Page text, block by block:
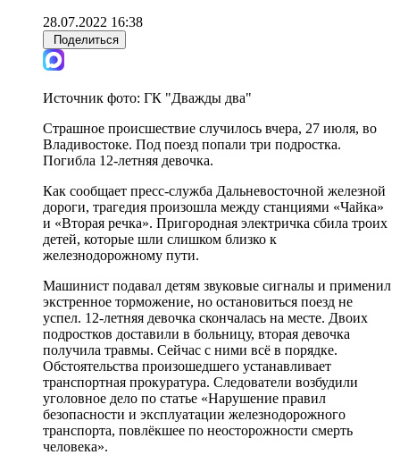
28.07.2022 16:38
Поделиться
Источник фото: ГК "Дважды два"
Страшное происшествие случилось вчера, 27 июля, во
Владивостоке. Под поезд попали три подростка.
Погибла 12-летняя девочка.
Как сообщает пресс-служба Дальневосточной железной
дороги, трагедия произошла между станциями «Чайка»
и «Вторая речка». Пригородная электричка сбила троих
детей, которые шли слишком близко к
железнодорожному пути.
Машинист подавал детям звуковые сигналы и применил
экстренное торможение, но остановиться поезд не
успел. 12-летняя девочка скончалась на месте. Двоих
подростков доставили в больницу, вторая девочка
получила травмы. Сейчас с ними всё в порядке.
Обстоятельства произошедшего устанавливает
транспортная прокуратура. Следователи возбудили
уголовное дело по статье «Нарушение правил
безопасности и эксплуатации железнодорожного
транспорта, повлёкшее по неосторожности смерть
человека».